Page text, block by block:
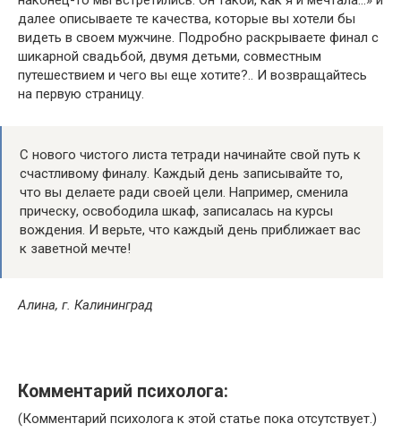
далее описываете те качества, которые вы хотели бы
видеть в своем мужчине. Подробно раскрываете финал с
шикарной свадьбой, двумя детьми, совместным
путешествием и чего вы еще хотите?.. И возвращайтесь
на первую страницу.
С нового чистого листа тетради начинайте свой путь к
счастливому финалу. Каждый день записывайте то,
что вы делаете ради своей цели. Например, сменила
прическу, освободила шкаф, записалась на курсы
вождения. И верьте, что каждый день приближает вас
к заветной мечте!
Алина, г. Калининград
Комментарий психолога:
(Комментарий психолога к этой статье пока отсутствует.)